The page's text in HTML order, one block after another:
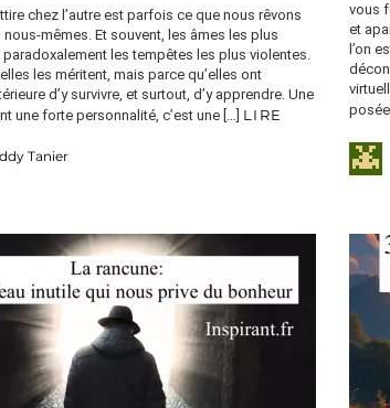
chez l’autre est parfois ce que nous rêvons
nous-mêmes. Et souvent, les âmes les plus
les tempêtes les plus violentes.
les méritent, mais parce qu’elles ont
d’y survivre, et surtout, d’y apprendre. Une
une forte personnalité, c’est une […] LIRE
Tanier
vous
et
l’on
posée